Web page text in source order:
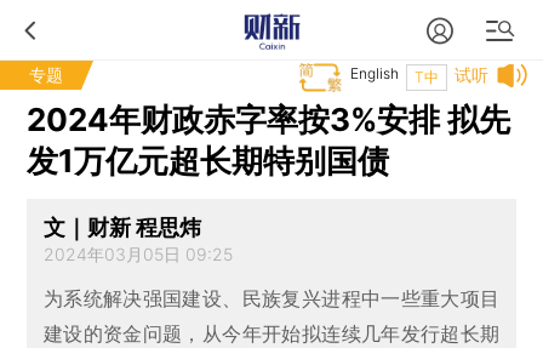
专题 试听
T中
English
2024年财政赤字率按3%安排 拟先
发1万亿元超长期特别国债
文｜财新 程思炜
2024年03月05日 09:25
为系统解决强国建设、民族复兴进程中一些重大项目
建设的资金问题，从今年开始拟连续几年发行超长期